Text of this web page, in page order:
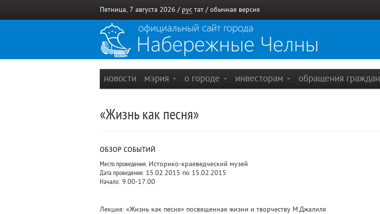
Пятница, 7 августа 2026 / рус тат / обычная версия
новости мэрия о городе инвесторам обращения граждан
«Жизнь как песня»
ОБЗОР СОБЫТИЙ
Место проведения: Историко-краеведческий музей
Дата проведения: 15.02.2015 по 15.02.2015
Начало: 9.00-17.00
Лекция: «Жизнь как песня» посвященная жизни и творчеству М.Джалиля